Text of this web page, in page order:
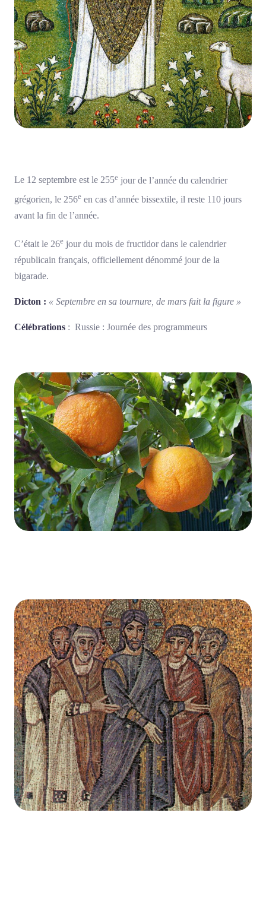
Le 12 septembre est le 255e jour de l’année du calendrier
grégorien, le 256e en cas d’année bissextile, il reste 110 jours
avant la fin de l’année.
C’était le 26e jour du mois de fructidor dans le calendrier
républicain français, officiellement dénommé jour de la
bigarade.
Dicton : « Septembre en sa tournure, de mars fait la figure »
Célébrations : Russie : Journée des programmeurs